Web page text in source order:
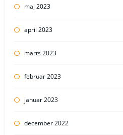
maj 2023
april 2023
marts 2023
februar 2023
januar 2023
december 2022